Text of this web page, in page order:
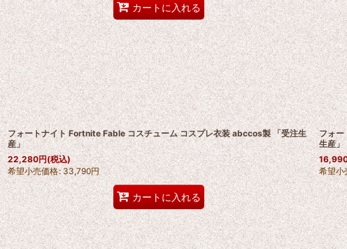
カートに入れる
フォートナイト Fortnite Fable コスチューム コスプレ衣装 abccos製 「受注生
産」
22,280円(税込)
希望小売価格: 33,790円
カートに入れる
フォー
生産」
希望小